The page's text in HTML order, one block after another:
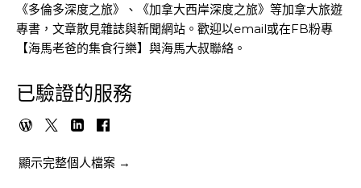
《多倫多深度之旅》、《加拿大西岸深度之旅》等加拿大旅遊
專書，文章散見雜誌與新聞網站。歡迎以email或在FB粉專
【海馬老爸的集食行樂】與海馬大叔聯絡。
已驗證的服務
顯示完整個人檔案 →